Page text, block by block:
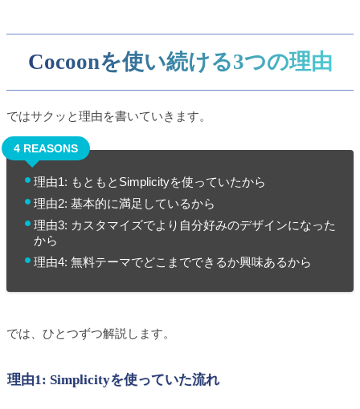
Cocoonを使い続ける3つの理由
ではサクッと理由を書いていきます。
理由1: もともとSimplicityを使っていたから
理由2: 基本的に満足しているから
理由3: カスタマイズでより自分好みのデザインになった
から
理由4: 無料テーマでどこまでできるか興味あるから
では、ひとつずつ解説します。
理由1: Simplicityを使っていた流れ